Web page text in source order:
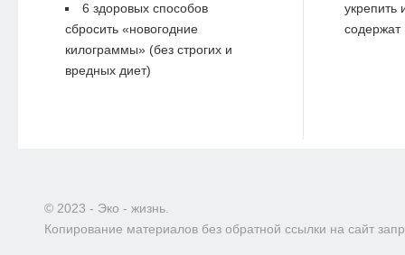
6 здоровых способов
сбросить «новогодние
килограммы» (без строгих и
вредных диет)
укрепить
содержат
© 2023 - Эко - жизнь.
Копирование материалов без обратной ссылки на сайт